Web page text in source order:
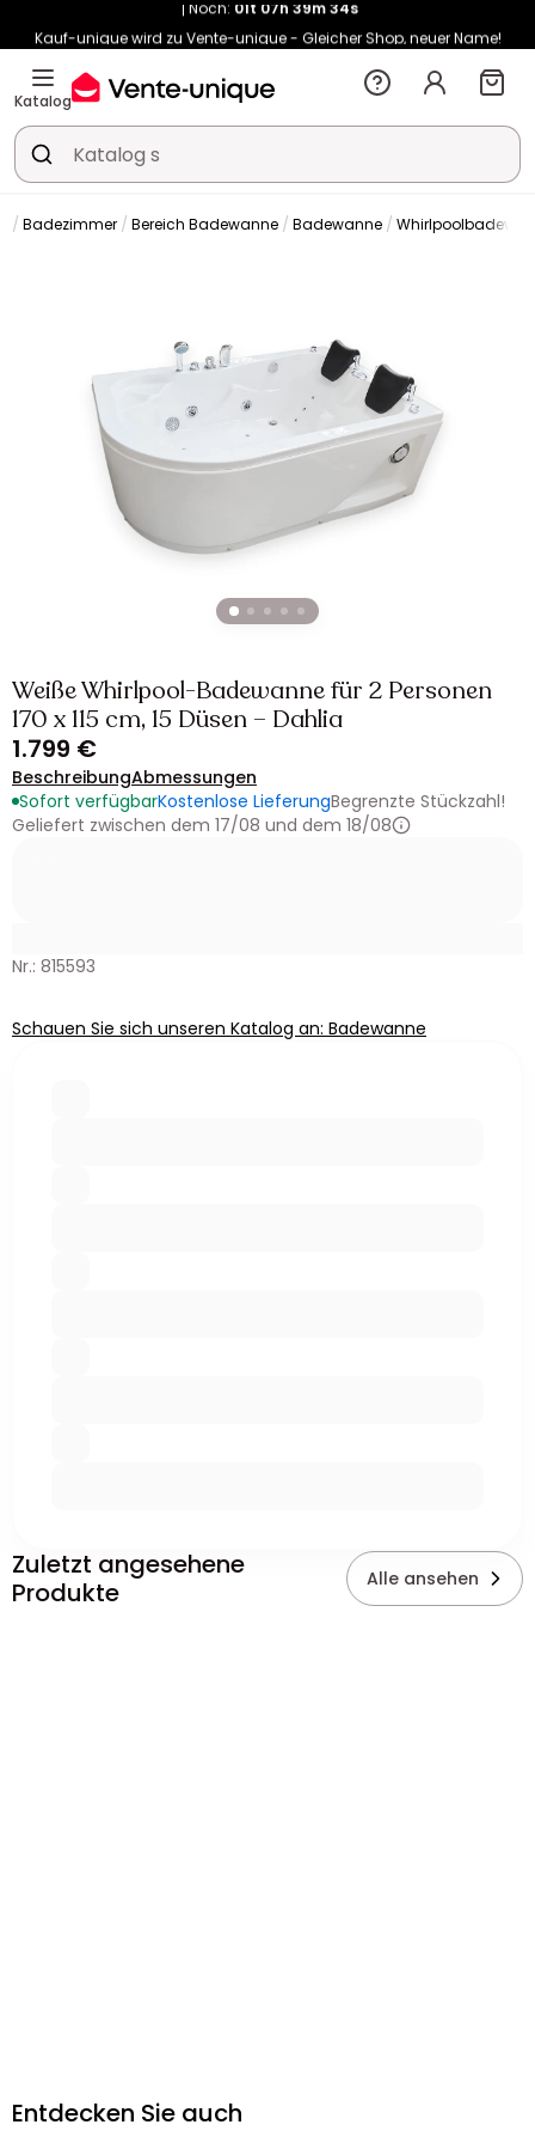
-10% ab 400€ mitHEAT10auf Vente-unique-Produkte
Noch:
Katalog
Badezimmer Bereich Badewanne Badewanne
Weiße Whirlpool-Badewanne für 2 Personen
170 x 115 cm, 15 Düsen – Dahlia
1.799 €
BeschreibungAbmessungen
Sofort verfügbarKostenlose LieferungBegrenzte Stückzahl!
Geliefert zwischen dem 17/08 und dem 18/08
Nr.: 815593
Schauen Sie sich unseren Katalog an: Badewanne
Zuletzt angesehene
Produkte
Alle ansehen
Entdecken Sie auch